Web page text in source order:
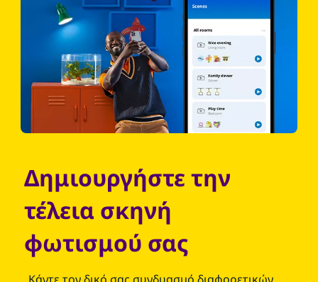
Δημιουργήστε την
τέλεια σκηνή
φωτισμού σας